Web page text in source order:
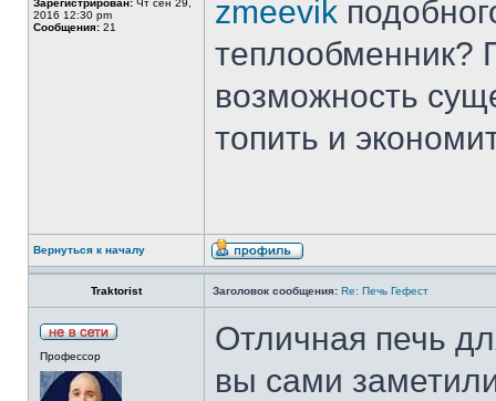
Зарегистрирован: Чт сен 29,
2016 12:30 pm
Сообщения: 21
zmeevik
теплообменник?
возможность
топить и
Вернуться к началу
Traktorist Заголовок сообщения: Re: Печь Гефест
Профессор
Отличная печь
вы сами